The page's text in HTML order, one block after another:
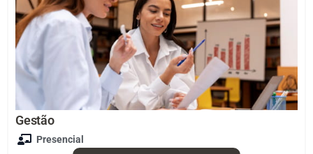
Gestão
Presencial